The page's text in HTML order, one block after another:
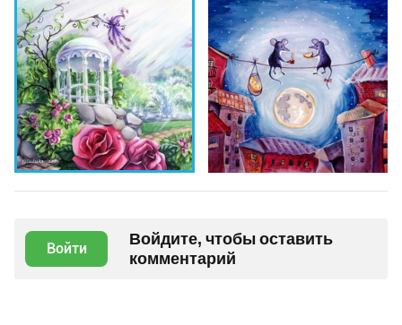
Войти
Войдите, чтобы оставить
комментарий